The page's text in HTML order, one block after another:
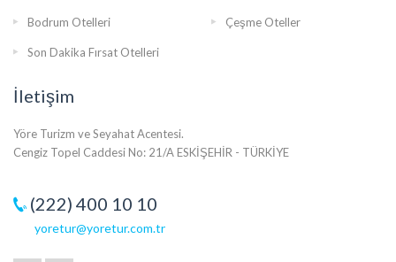
Bodrum Otelleri Çeşme Oteller
Son Dakika Fırsat Otelleri
İletişim
Yöre Turizm ve Seyahat Acentesi.
Cengiz Topel Caddesi No: 21/A ESKİŞEHİR - TÜRKİYE
(222) 400 10 10
yoretur@yoretur.com.tr